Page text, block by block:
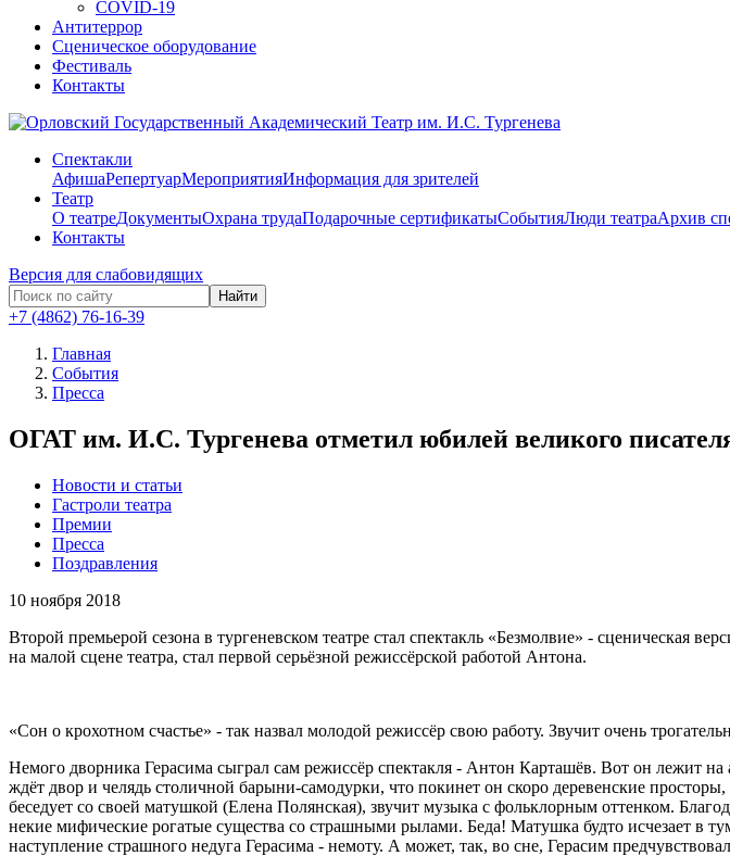
COVID-19
Антитеррор
Сценическое оборудование
Фестиваль
Контакты
Спектакли
АфишаРепертуарМероприятияИнформация для зрителей
Театр
О театреДокументыОхрана трудаПодарочные сертификатыСобытияЛюди театраАрхив
Контакты
Версия для слабовидящих
Найти
+7 (4862) 76-16-39
Главная
События
Пресса
ОГАТ им. И.С. Тургенева отметил юбилей великого
Новости и статьи
Гастроли театра
Премии
Пресса
Поздравления
10 ноября 2018
Второй премьерой сезона в тургеневском театре стал спектакль «Безмолвие» - сценическая
на малой сцене театра, стал первой серьёзной режиссёрской работой Антона.
«Сон о крохотном счастье» - так назвал молодой режиссёр свою работу. Звучит очень
Немого дворника Герасима сыграл сам режиссёр спектакля - Антон Карташёв. Вот он лежит
ждёт двор и челядь столичной барыни-самодурки, что покинет он скоро деревенские
беседует со своей матушкой (Елена Полянская), звучит музыка с фольклорным оттенком.
некие мифические рогатые существа со страшными рылами. Беда! Матушка будто исчезает в
наступление страшного недуга Герасима - немоту. А может, так, во сне, Герасим